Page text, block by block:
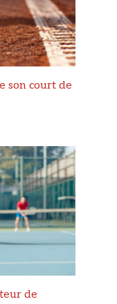
son court de
de